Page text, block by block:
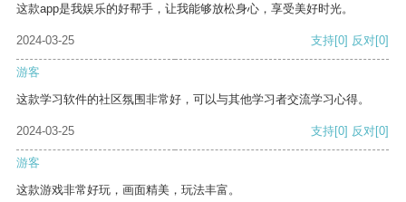
这款app是我娱乐的好帮手，让我能够放松身心，享受美好时光。
2024-03-25 支持[0] 反对[0]
游客
这款学习软件的社区氛围非常好，可以与其他学习者交流学习心得。
2024-03-25 支持[0] 反对[0]
游客
这款游戏非常好玩，画面精美，玩法丰富。